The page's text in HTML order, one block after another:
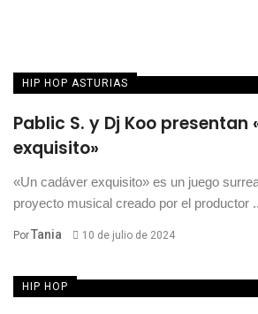
HIP HOP ASTURIAS
Pablic S. y Dj Koo presentan
exquisito»
«Un cadáver exquisito» es un juego
proyecto musical creado por el productor
PorTania 10 de julio de 2024
HIP HOP